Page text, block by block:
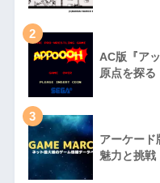
2
AC版『ア
原点を探る
3
アーケード
魅力と挑戦